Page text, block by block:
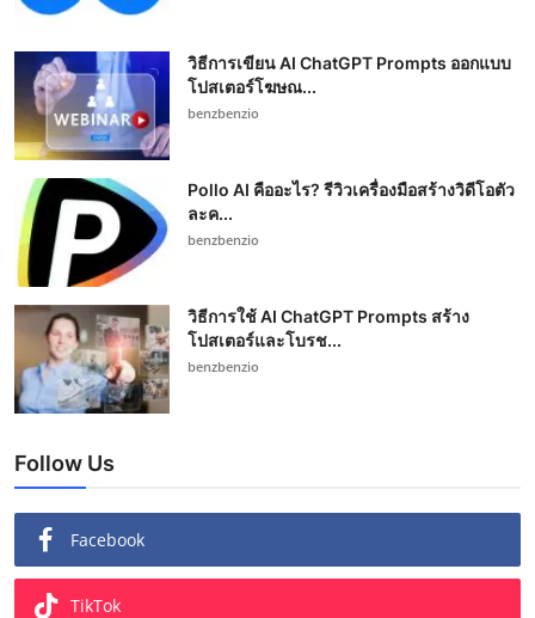
วิธีการเขียน AI ChatGPT Prompts ออกแบบ
โปสเตอร์โฆษณ...
benzbenzio
Pollo AI คืออะไร? รีวิวเครื่องมือสร้างวิดีโอตัว
ละค...
benzbenzio
วิธีการใช้ AI ChatGPT Prompts สร้าง
โปสเตอร์และโบรช...
benzbenzio
Follow Us
Facebook
TikTok